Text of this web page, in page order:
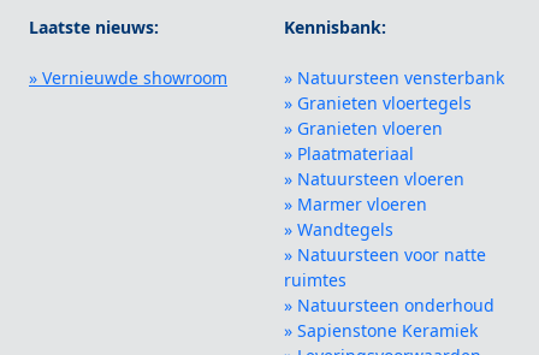
Laatste nieuws:
» Vernieuwde showroom
Kennisbank:
» Natuursteen vensterbank
» Granieten vloertegels
» Granieten vloeren
» Plaatmateriaal
» Natuursteen vloeren
» Marmer vloeren
» Wandtegels
» Natuursteen voor natte
ruimtes
» Natuursteen onderhoud
» Sapienstone Keramiek